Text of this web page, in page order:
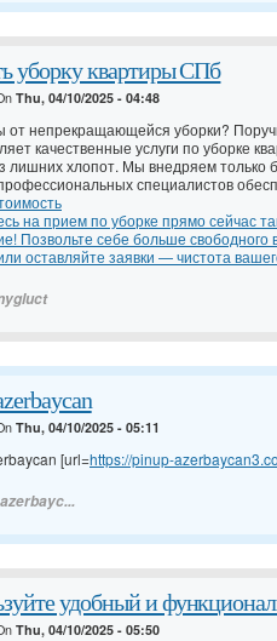
уборку квартиры СПб
Thu, 04/10/2025 - 04:48
от непрекращающейся уборки?
качественные услуги по уборке
лишних хлопот. Мы внедряем только
специалистов
на прием по уборке прямо сейчас
Позвольте себе больше свободного
оставляйте заявки — чистота
Thu, 04/10/2025 - 05:11
[url=https://pinup-
удобный и
Thu, 04/10/2025 - 05:50